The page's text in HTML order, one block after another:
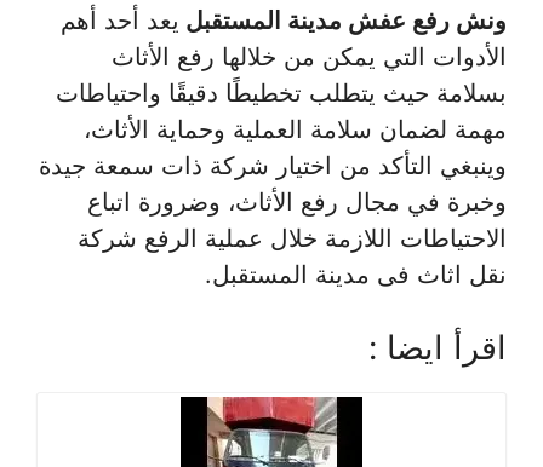
ونش رفع عفش مدينة المستقبل يعد أحد أهم
الأدوات التي يمكن من خلالها رفع الأثاث
بسلامة حيث يتطلب تخطيطًا دقيقًا واحتياطات
مهمة لضمان سلامة العملية وحماية الأثاث،
وينبغي التأكد من اختيار شركة ذات سمعة جيدة
وخبرة في مجال رفع الأثاث، وضرورة اتباع
الاحتياطات اللازمة خلال عملية الرفع شركة
نقل اثاث فى مدينة المستقبل.
اقرأ ايضا :